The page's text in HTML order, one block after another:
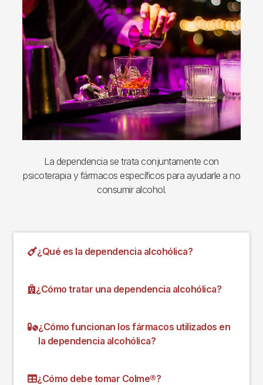
La dependencia se trata conjuntamente con
psicoterapia y fármacos específicos para ayudarle a no
consumir alcohol.
¿Qué es la dependencia alcohólica?
¿Cómo tratar una dependencia alcohólica?
¿Cómo funcionan los fármacos utilizados en
la dependencia alcohólica?
¿Cómo debe tomar Colme®?